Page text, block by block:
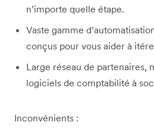
n’importe quelle étape.
Vaste gamme
conçus pour vous aider à
Large réseau de partenaires,
logiciels de comptabilité à
Inconvénients :